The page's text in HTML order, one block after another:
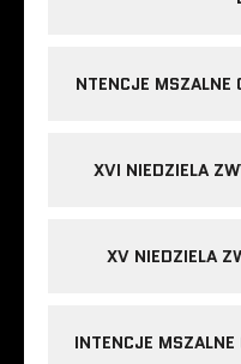
NTENCJE
XVI NIEDZIELA
XV NIEDZIELA
INTENCJE